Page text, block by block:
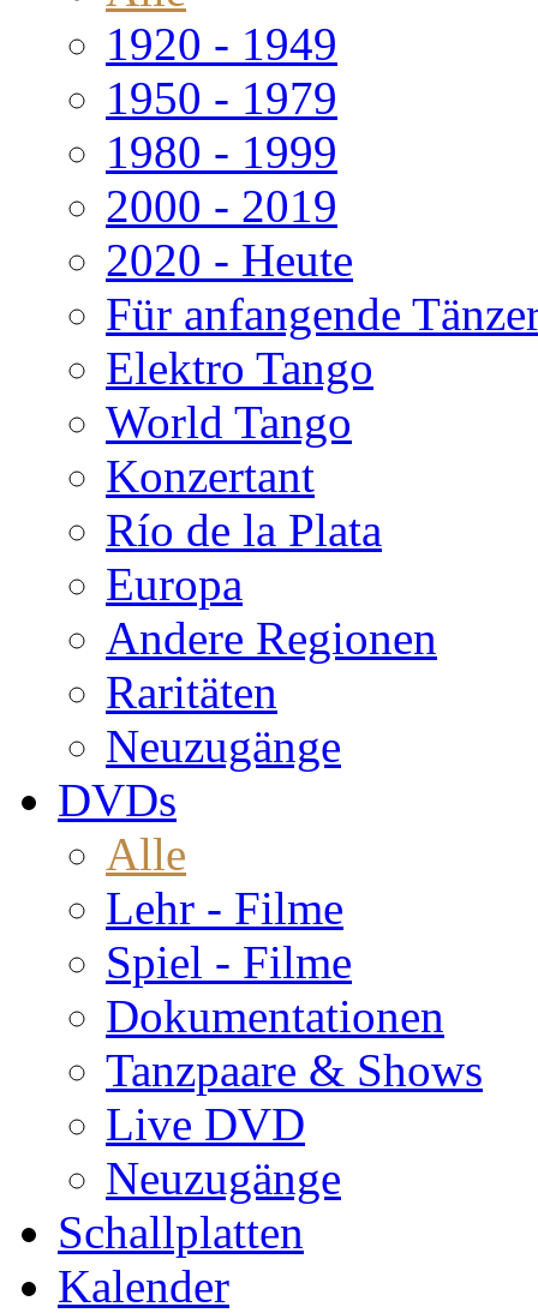
1920 - 1949
1950 - 1979
1980 - 1999
2000 - 2019
2020 - Heute
Für anfangende
Elektro Tango
World Tango
Konzertant
Río de la Plata
Europa
Andere Regionen
Raritäten
Neuzugänge
DVDs
Alle
Lehr - Filme
Spiel - Filme
Dokumentationen
Tanzpaare & Shows
Live DVD
Neuzugänge
Schallplatten
Kalender